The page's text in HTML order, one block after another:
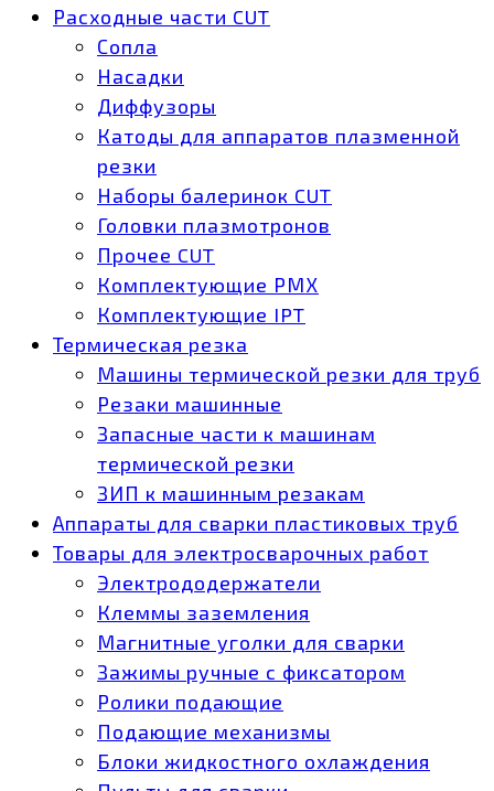
Расходные части CUT
Сопла
Насадки
Диффузоры
Катоды для аппаратов плазменной
резки
Наборы балеринок CUT
Головки плазмотронов
Прочее CUT
Комплектующие РМХ
Комплектующие IPT
Термическая резка
Машины термической резки для труб
Резаки машинные
Запасные части к машинам
термической резки
ЗИП к машинным резакам
Аппараты для сварки пластиковых труб
Товары для электросварочных работ
Электрододержатели
Клеммы заземления
Магнитные уголки для сварки
Зажимы ручные с фиксатором
Ролики подающие
Подающие механизмы
Блоки жидкостного охлаждения